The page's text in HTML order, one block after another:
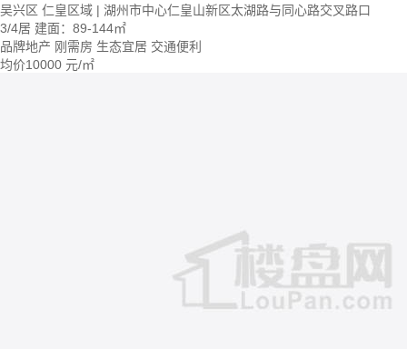
吴兴区 仁皇区域 | 湖州市中心仁皇山新区太湖路与同心路交叉路口
3/4居 建面：89-144㎡
品牌地产 刚需房 生态宜居 交通便利
均价10000 元/㎡